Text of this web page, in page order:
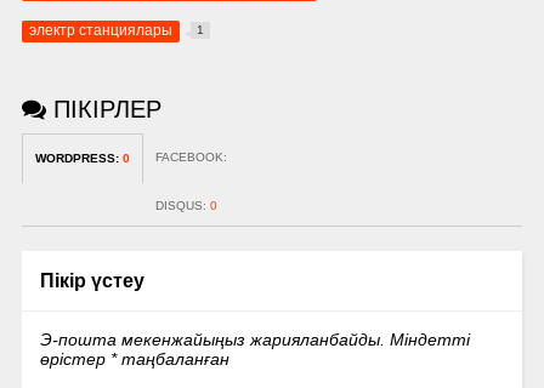
электр станциялары 1
ПІКІРЛЕР
WORDPRESS: 0 FACEBOOK:
DISQUS: 0
Пікір үстеу
Э-пошта мекенжайыңыз жарияланбайды. Міндетті
өрістер *таңбаланған